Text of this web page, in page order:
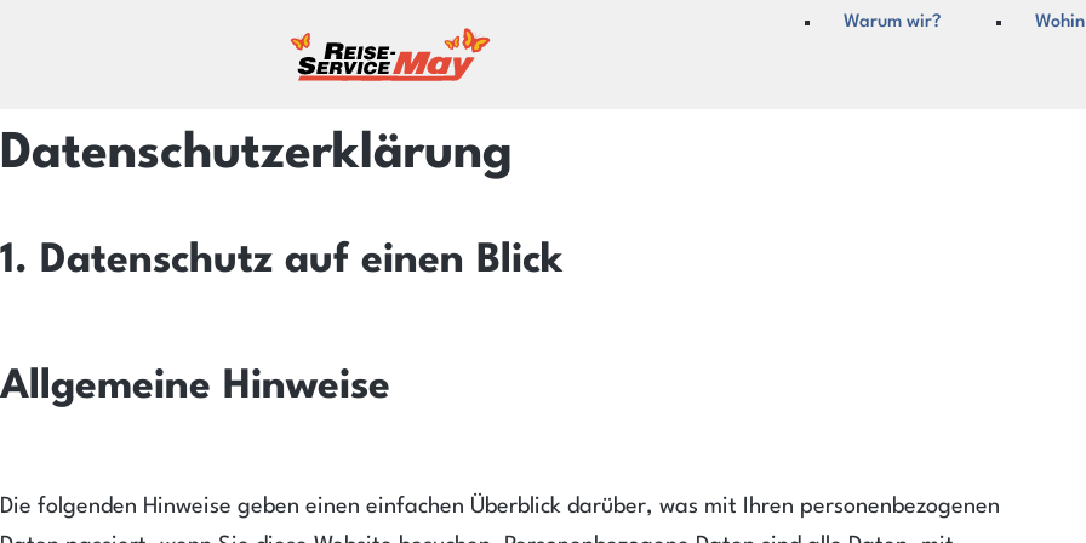
überspringen
Warum wir?
Datenschutzerklärung
1. Datenschutz auf einen Blick
Allgemeine Hinweise
Die folgenden Hinweise geben einen einfachen Überblick darüber, was mit Ihren personenbezogenen